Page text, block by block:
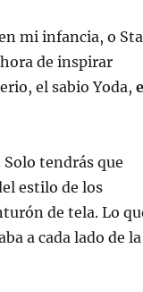
mi infancia, o
de inspirar
el sabio Yoda,
tendrás que
estilo de los
de tela. Lo
a cada lado de la